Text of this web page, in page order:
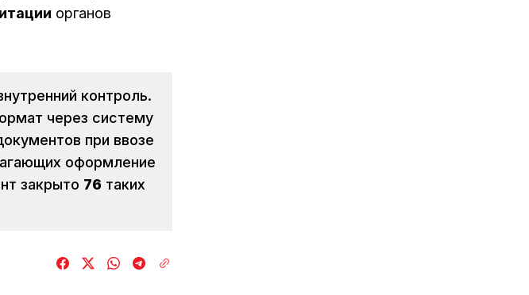
органов
контроль.
через систему
при ввозе
оформление
закрыто 76 таких